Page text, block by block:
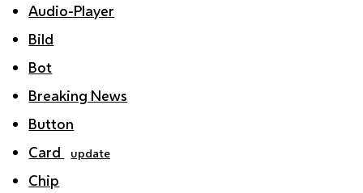
Audio-Player
Bild
Bot
Breaking News
Button
Card
update
Chip